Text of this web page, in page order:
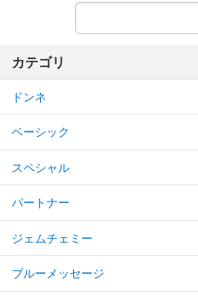
カテゴリ
ドンネ
ベーシック
スペシャル
パートナー
ジェムチェミー
ブルーメッセージ